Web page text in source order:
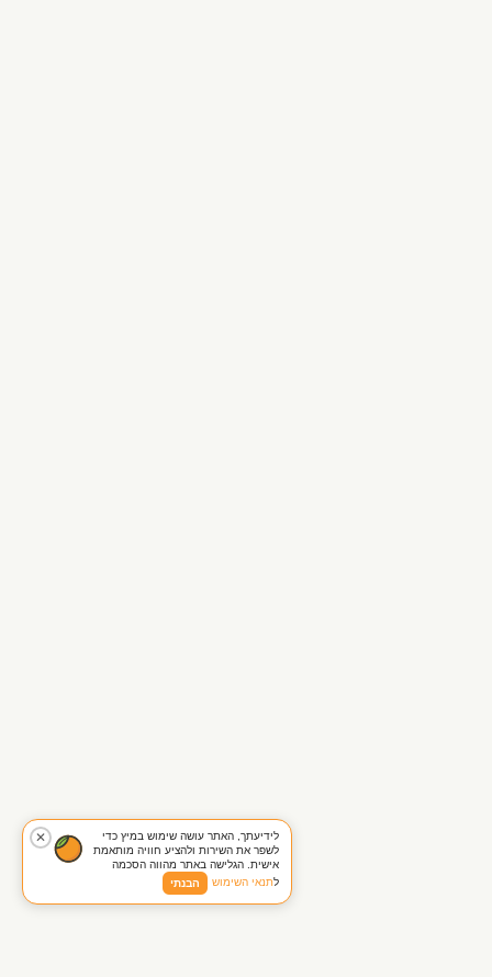
✕
לידיעתך, האתר עושה שימוש במיץ כדי
לשפר את השירות ולהציע חוויה מותאמת
אישית. הגלישה באתר מהווה הסכמה
לתנאי השימוש הבנתי